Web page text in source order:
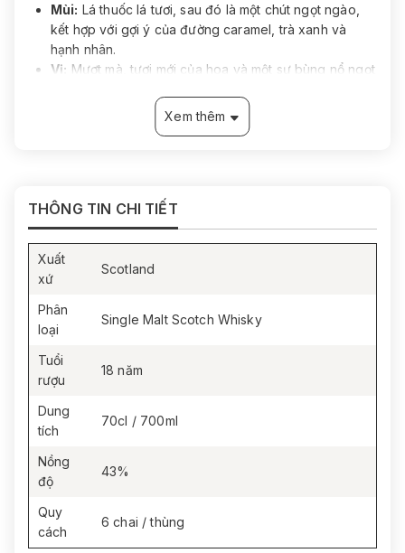
Mùi: Lá thuốc lá tươi, sau đó là một chút ngọt ngào,
kết hợp với gợi ý của đường caramel, trà xanh và
hạnh nhân.
Vị: Mượt mà, tươi mới của hoa và một sự bùng nổ ngọt
nhàng rút lại, để lộ ra sự sảng khoái và sống động
của whisky Auchentoshan.
Xem thêm
THÔNG TIN CHI TIẾT
Xuất
xứ
Scotland
Phân
loại
Single Malt Scotch Whisky
Tuổi
rượu
18 năm
Dung
tích
70cl / 700ml
Nồng
độ
43%
Quy
cách
6 chai / thùng